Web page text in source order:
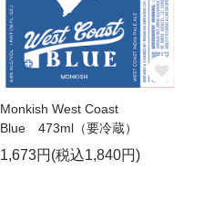
Monkish West Coast
Blue 473ml（要冷蔵）
1,673円(税込1,840円)